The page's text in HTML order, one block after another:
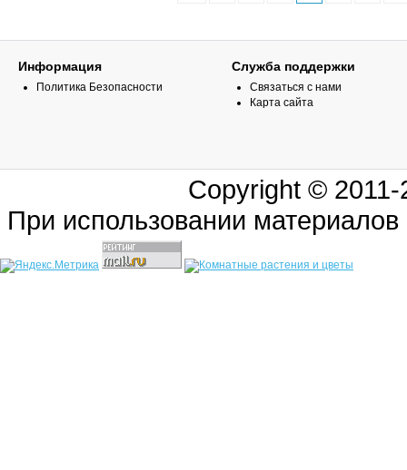
Информация
Политика Безопасности
Служба поддержки
Связаться с нами
Карта сайта
Copyright ©
При использовании